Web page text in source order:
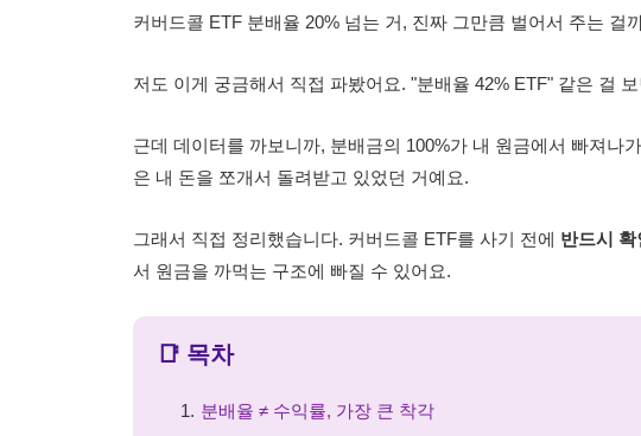
커버드콜 ETF 분배율 20% 넘는 거, 진짜 그만큼 벌어서 주는 걸
저도 이게 궁금해서 직접 파봤어요. "분배율 42% ETF" 같은 걸
근데 데이터를 까보니까, 분배금의 100%가 내 원금에서 빠져나
은 내 돈을 쪼개서 돌려받고 있었던 거예요.
그래서 직접 정리했습니다. 커버드콜 ETF를 사기 전에 반드시 확
서 원금을 까먹는 구조에 빠질 수 있어요.
📑 목차
분배율 ≠ 수익률, 가장 큰 착각